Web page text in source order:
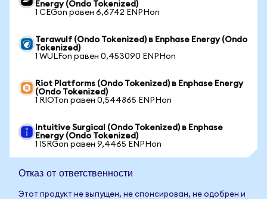
Energy (Ondo Tokenized)
1 CEGon равен 6,6742 ENPHon
Terawulf (Ondo Tokenized) в Enphase Energy (Ondo
Tokenized)
1 WULFon равен 0,453090 ENPHon
Riot Platforms (Ondo Tokenized) в Enphase Energy
(Ondo Tokenized)
1 RIOTon равен 0,544865 ENPHon
Intuitive Surgical (Ondo Tokenized) в Enphase
Energy (Ondo Tokenized)
1 ISRGon равен 9,4465 ENPHon
Отказ от ответственности
Этот продукт не выпущен, не спонсирован, не одобрен и